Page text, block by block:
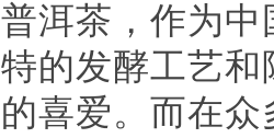
普洱茶，作为
特的发酵工艺
的喜爱。而在